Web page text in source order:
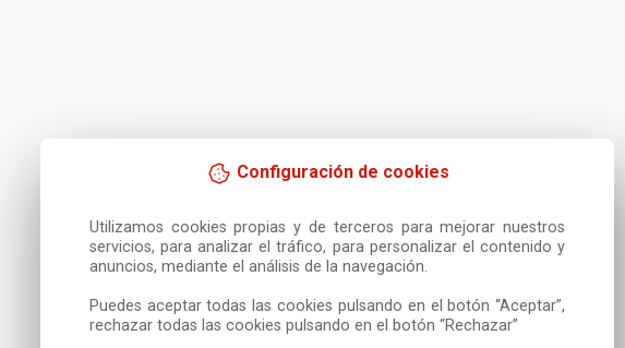
Configuración de cookies
Utilizamos cookies propias y de terceros para mejorar nuestros
servicios, para analizar el tráfico, para personalizar el contenido y
anuncios, mediante el análisis de la navegación.
Puedes aceptar todas las cookies pulsando en el botón “Aceptar”,
rechazar todas las cookies pulsando en el botón “Rechazar”